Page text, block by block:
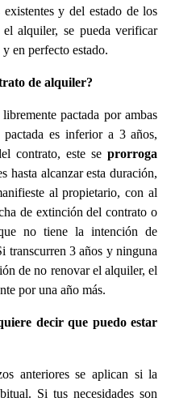
y del estado de los
alquiler, se pueda verificar
en perfecto estado.
de alquiler?
pactada por ambas
es inferior a 3 años,
contrato, este seprorroga
hasta alcanzar esta duración,
al propietario, con al
de extinción del contrato o
no tiene la intención de
transcurren 3 años y ninguna
de no renovar el alquiler, el
por una año más.
decir que puedo estar
anteriores se aplican si la
Si tus necesidades son